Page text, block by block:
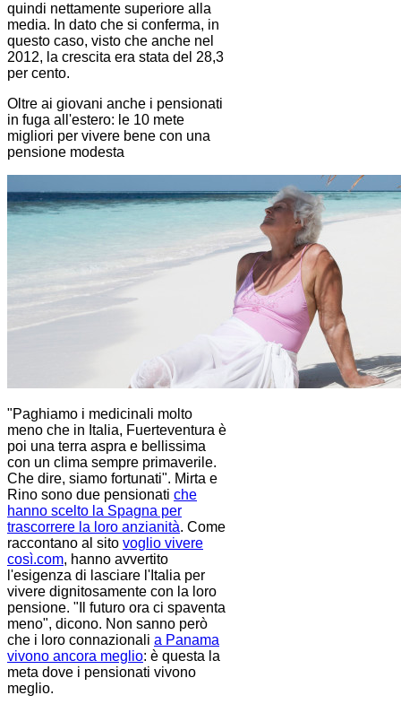
quindi nettamente superiore alla
media. In dato che si conferma, in
questo caso, visto che anche nel
2012, la crescita era stata del 28,3
per cento.
Oltre ai giovani anche i pensionati
in fuga all'estero: le 10 mete
migliori per vivere bene con una
pensione modesta
"Paghiamo i medicinali molto
meno che in Italia, Fuerteventura è
poi una terra aspra e bellissima
con un clima sempre primaverile.
Che dire, siamo fortunati". Mirta e
Rino sono due pensionati che
hanno scelto la Spagna per
trascorrere la loro anzianità. Come
raccontano al sito voglio vivere
così.com, hanno avvertito
l'esigenza di lasciare l'Italia per
vivere dignitosamente con la loro
pensione. "Il futuro ora ci spaventa
meno", dicono. Non sanno però
che i loro connazionali a Panama
vivono ancora meglio: è questa la
meta dove i pensionati vivono
meglio.